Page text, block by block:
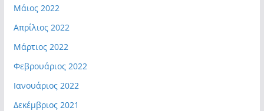
Μάιος 2022
Απρίλιος 2022
Μάρτιος 2022
Φεβρουάριος 2022
Ιανουάριος 2022
Δεκέμβριος 2021